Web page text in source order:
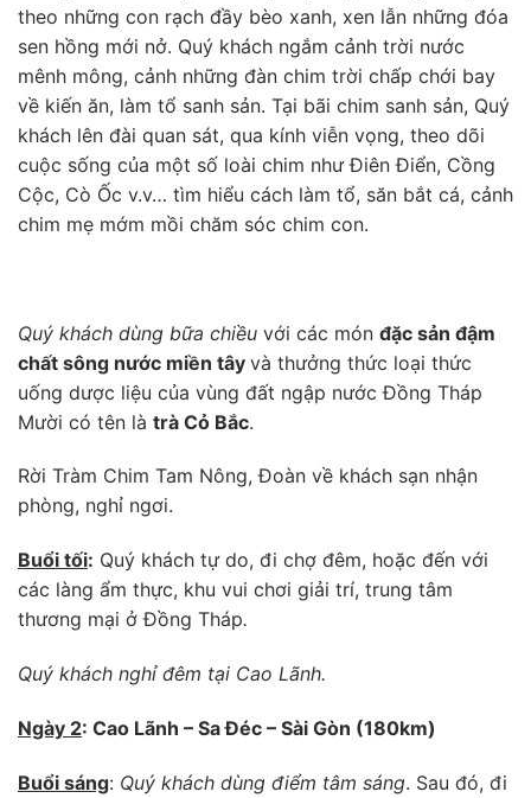
theo những con rạch đầy bèo xanh, xen lẫn những đóa
sen hồng mới nở. Quý khách ngắm cảnh trời nước
mênh mông, cảnh những đàn chim trời chấp chới bay
về kiến ăn, làm tổ sanh sản. Tại bãi chim sanh sản, Quý
khách lên đài quan sát, qua kính viễn vọng, theo dõi
cuộc sống của một số loài chim như Điên Điển, Cồng
Cộc, Cò Ốc v.v… tìm hiểu cách làm tổ, săn bắt cá, cảnh
chim mẹ mớm mồi chăm sóc chim con.
Quý khách dùng bữa chiều với các món đặc sản đậm
chất sông nước miền tây và thưởng thức loại thức
uống dược liệu của vùng đất ngập nước Đồng Tháp
Mười có tên là trà Cỏ Bắc.
Rời Tràm Chim Tam Nông, Đoàn về khách sạn nhận
phòng, nghỉ ngơi.
Buổi tối: Quý khách tự do, đi chợ đêm, hoặc đến với
các làng ẩm thực, khu vui chơi giải trí, trung tâm
thương mại ở Đồng Tháp.
Quý khách nghỉ đêm tại Cao Lãnh.
Ngày 2: Cao Lãnh – Sa Đéc – Sài Gòn (180km)
Buổi sáng: Quý khách dùng điểm tâm sáng. Sau đó, đi